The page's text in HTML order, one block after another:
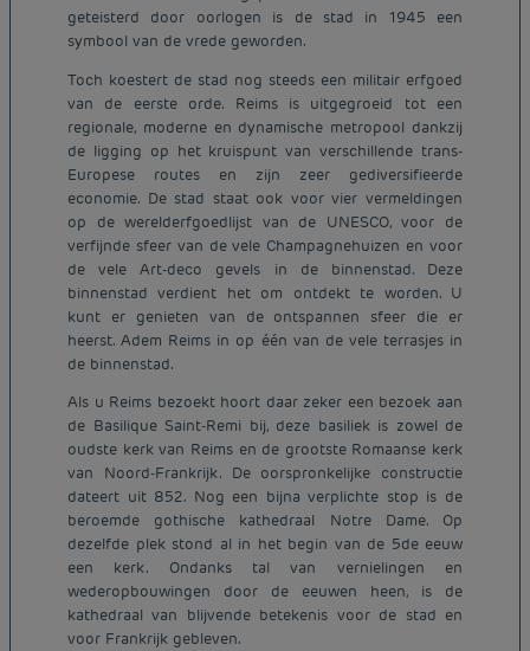
geteisterd door oorlogen is de stad in 1945 een
symbool van de vrede geworden.
Toch koestert de stad nog steeds een militair erfgoed
van de eerste orde. Reims is uitgegroeid tot een
regionale, moderne en dynamische metropool dankzij
de ligging op het kruispunt van verschillende trans-
Europese routes en zijn zeer gediversifieerde
economie. De stad staat ook voor vier vermeldingen
op de werelderfgoedlijst van de UNESCO, voor de
verfijnde sfeer van de vele Champagnehuizen en voor
de vele Art-deco gevels in de binnenstad. Deze
binnenstad verdient het om ontdekt te worden. U
kunt er genieten van de ontspannen sfeer die er
heerst. Adem Reims in op één van de vele terrasjes in
de binnenstad.
Als u Reims bezoekt hoort daar zeker een bezoek aan
de Basilique Saint-Remi bij, deze basiliek is zowel de
oudste kerk van Reims en de grootste Romaanse kerk
van Noord-Frankrijk. De oorspronkelijke constructie
dateert uit 852. Nog een bijna verplichte stop is de
beroemde gothische kathedraal Notre Dame. Op
dezelfde plek stond al in het begin van de 5de eeuw
een kerk. Ondanks tal van vernielingen en
wederopbouwingen door de eeuwen heen, is de
kathedraal van blijvende betekenis voor de stad en
voor Frankrijk gebleven.